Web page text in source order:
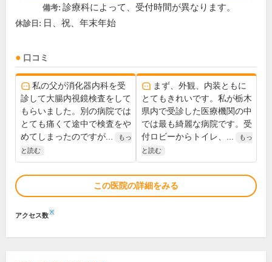
備考: 診療科によって、受付時間が異なります。
休診日: 日、祝、年末年始
口コミ
私の父が消化器内科を受
診して大腸内視鏡検査をして
もらいました。別の病院では
とても痛くて途中で検査をや
めてしまったのですが...
もっ
と読む
まず、外観、内装ともに
とてもきれいです。私が栃木
県内で受診した医療機関の中
では最も綺麗な病院です。受
付ロビーからトイレ、...
もっ
と読む
この医院の詳細をみる
アクセス数※